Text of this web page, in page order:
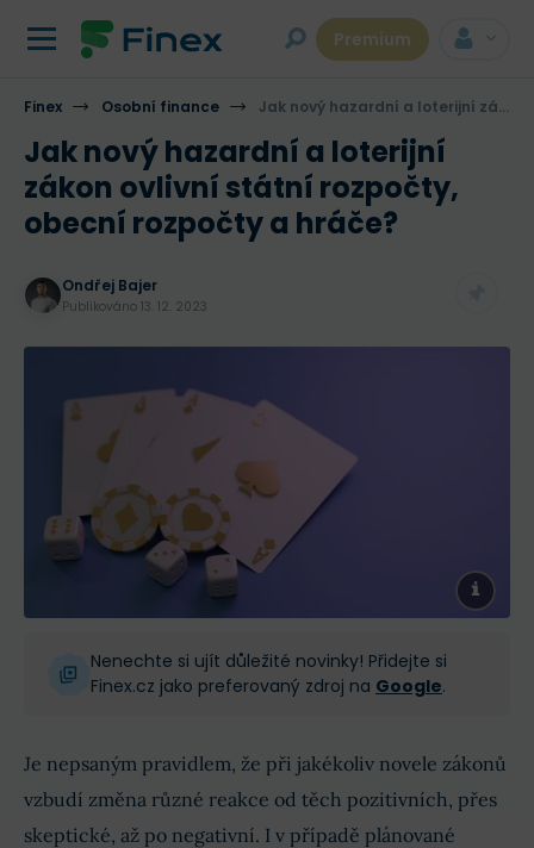
Premium
Finex Osobní finance Jak nový hazardní a loterijní zákon ovlivní státní rozpočty, obecní rozpočty a hráče?
Jak nový hazardní a loterijní
zákon ovlivní státní rozpočty,
obecní rozpočty a hráče?
Ondřej Bajer
Publikováno 13. 12. 2023
Nenechte si ujít důležité novinky! Přidejte si
Finex.cz jako preferovaný zdroj na Google.
Je nepsaným pravidlem, že při jakékoliv novele zákonů
vzbudí změna různé reakce od těch pozitivních, přes
skeptické, až po negativní. I v případě plánované